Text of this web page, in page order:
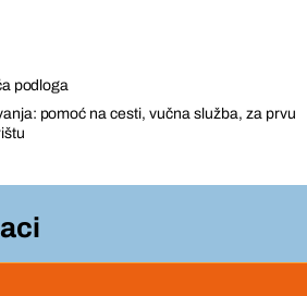
podloga
pomoć na cesti, vučna služba, za prvu